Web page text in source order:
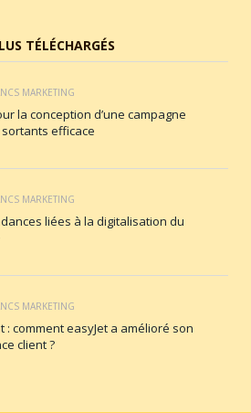
TÉLÉCHARGÉS
MARKETING
la conception d’une campagne
sortants efficace
MARKETING
liées à la digitalisation du
MARKETING
: comment easyJet a amélioré son
client ?